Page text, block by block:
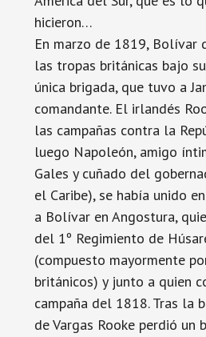
hicieron…
En marzo de 1819, Bolívar
las tropas británicas bajo
única brigada, que tuvo a
comandante. El irlandés
las campañas contra la
luego Napoleón, amigo
Gales y cuñado del
el Caribe), se había unido
a Bolívar en Angostura,
del 1º Regimiento de
(compuesto mayormente
británicos) y junto a quien
campaña del 1818. Tras la
de Vargas Rooke perdió un